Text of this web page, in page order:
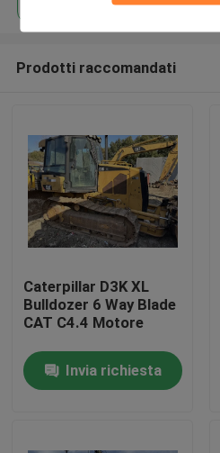
Casa
Prodotti
Circa noi
Prodotti raccomandati
Caterpillar D3K XL
Bulldozer 6 Way Blade
CAT C4.4 Motore
Invia richiesta